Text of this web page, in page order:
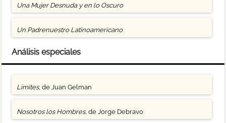
Una Mujer Desnuda y en lo Oscuro
Un Padrenuestro Latinoamericano
Análisis especiales
Límites, de Juan Gelman
Nosotros los Hombres, de Jorge Debravo